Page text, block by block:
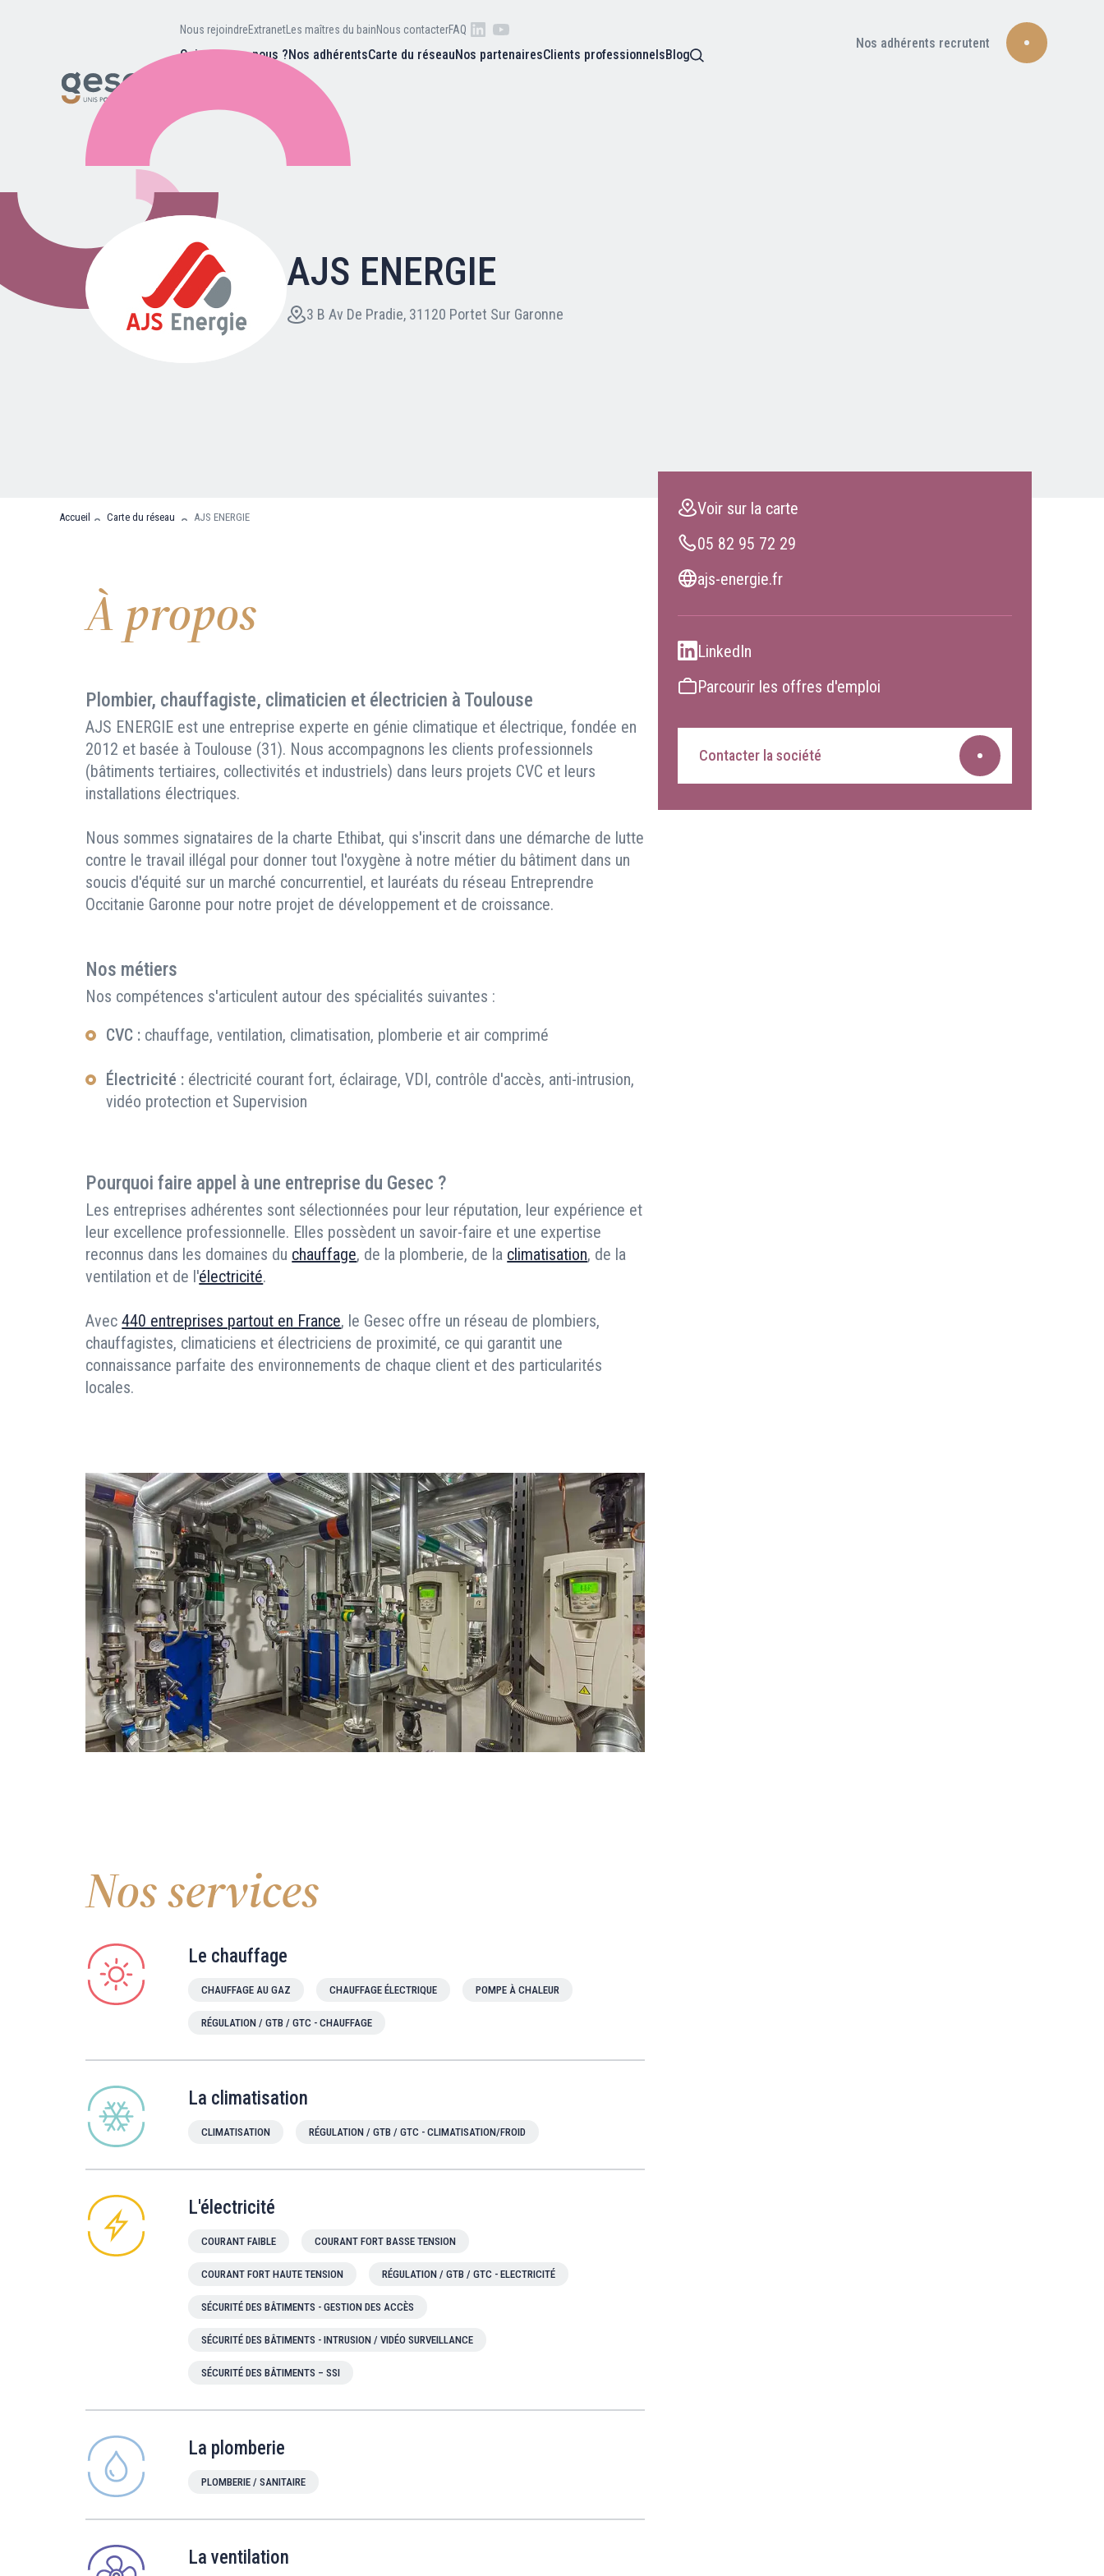
Nous rejoindreExtranet Les maîtres du bainNous contacterFAQ
Qui sommes-nous ?
Nos missions
Valeurs et raison
Nos adhérentsCarte du réseauNos partenairesClients professionnelsBlog
Nos adhérents recrutent
Carte du réseau
Nous rejoindre
Extranet
Les maîtres du bain
Recherche
AJS ENERGIE
3 B Av De Pradie, 31120 Portet Sur Garonne
Accueil Carte du réseau AJS ENERGIE
Voir sur la carte
05 82 95 72 29
ajs-energie.fr
LinkedIn
Parcourir les offres d'emploi
Contacter la société
À propos
Plombier, chauffagiste, climaticien et électricien à Toulouse
AJS ENERGIE est une entreprise experte en génie climatique et électrique, fondée en
2012 et basée à Toulouse (31). Nous accompagnons les clients professionnels
(bâtiments tertiaires, collectivités et industriels) dans leurs projets CVC et leurs
installations électriques.
Nous sommes signataires de la charte Ethibat, qui s'inscrit dans une démarche de lutte
contre le travail illégal pour donner tout l'oxygène à notre métier du bâtiment dans un
soucis d'équité sur un marché concurrentiel, et lauréats du réseau Entreprendre
Occitanie Garonne pour notre projet de développement et de croissance.
Nos métiers
Nos compétences s'articulent autour des spécialités suivantes :
CVC : chauffage, ventilation, climatisation, plomberie et air comprimé
Électricité : électricité courant fort, éclairage, VDI, contrôle d'accès, anti-intrusion,
vidéo protection et Supervision
Pourquoi faire appel à une entreprise du Gesec ?
Les entreprises adhérentes sont sélectionnées pour leur réputation, leur expérience et
leur excellence professionnelle. Elles possèdent un savoir-faire et une expertise
reconnus dans les domaines du chauffage, de la plomberie, de la climatisation, de la
ventilation et de l'électricité.
Avec440 entreprises partout en France, le Gesec offre un réseau de plombiers,
chauffagistes, climaticiens et électriciens de proximité, ce qui garantit une
connaissance parfaite des environnements de chaque client et des particularités
locales.
Nos services
Le chauffage
CHAUFFAGE AU GAZ CHAUFFAGE ÉLECTRIQUE POMPE À CHALEUR
RÉGULATION / GTB / GTC - CHAUFFAGE
La climatisation
CLIMATISATION RÉGULATION / GTB / GTC - CLIMATISATION/FROID
L'électricité
COURANT FAIBLE COURANT FORT BASSE TENSION
COURANT FORT HAUTE TENSION RÉGULATION / GTB / GTC - ELECTRICITÉ
SÉCURITÉ DES BÂTIMENTS - GESTION DES ACCÈS
SÉCURITÉ DES BÂTIMENTS - INTRUSION / VIDÉO SURVEILLANCE
SÉCURITÉ DES BÂTIMENTS – SSI
La plomberie
PLOMBERIE / SANITAIRE
La ventilation